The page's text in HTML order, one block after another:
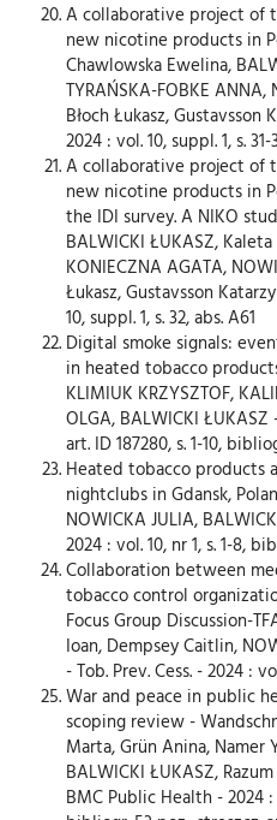
A collaborative project of
new nicotine products in
Chawlowska Ewelina,
TYRAŃSKA-FOBKE
Błoch Łukasz, Gustavsson
2024 : vol. 10, suppl. 1, s.
A collaborative project of
new nicotine products in
the IDI survey. A NIKO
BALWICKI ŁUKASZ,
KONIECZNA AGATA,
Łukasz, Gustavsson
10, suppl. 1, s. 32, abs. A61
Digital smoke signals:
in heated tobacco
KLIMIUK KRZYSZTOF,
OLGA, BALWICKI ŁUKASZ
art. ID 187280, s. 1-10,
Heated tobacco products
nightclubs in Gdansk,
NOWICKA JULIA,
2024 : vol. 10, nr 1, s. 1-8,
Collaboration between
tobacco control
Focus Group Discussion-
Ioan, Dempsey Caitlin,
- Tob. Prev. Cess. - 2024 :
War and peace in public
scoping review -
Marta, Grün Anina, Namer
BALWICKI ŁUKASZ,
BMC Public Health - 2024 :